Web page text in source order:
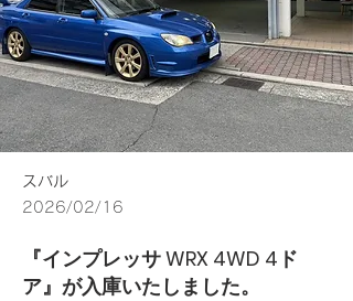
スバル
2026/02/16
『インプレッサ WRX 4WD 4ド
ア』が入庫いたしました。